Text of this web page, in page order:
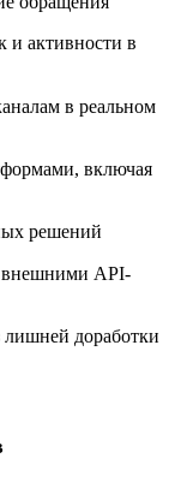
и активности в
в реальном
включая
решений
внешними API-
доработки